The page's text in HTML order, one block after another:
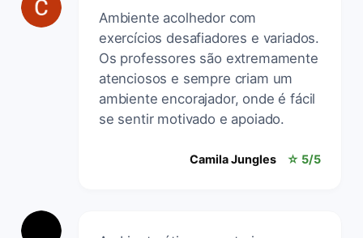
Ambiente acolhedor com
exercícios desafiadores e variados.
Os professores são extremamente
atenciosos e sempre criam um
ambiente encorajador, onde é fácil
se sentir motivado e apoiado.
Camila Jungles ☆ 5/5